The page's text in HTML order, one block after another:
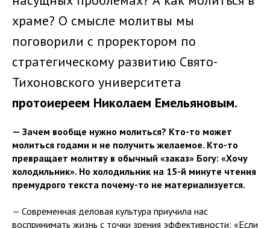
храме? О смысле молитвы мы
поговорили с проректором по
стратегическому развитию Свято-
Тихоновского университета
протоиереем Николаем Емельяновым.
— Зачем вообще нужно молиться? Кто-то может
молиться годами и не получить желаемое. Кто-то
превращает молитву в обычный «заказ» Богу: «Хочу
холодильник». Но холодильник на 15-й минуте чтения
премудрого текста почему-то не материализуется.
— Современная деловая культура приучила нас
воспринимать жизнь с точки зрения эффективности: «Если